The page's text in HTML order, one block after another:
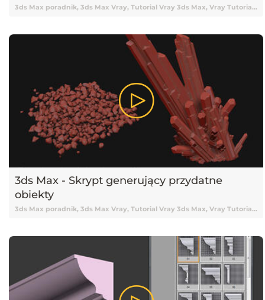
3ds Max poradnik, 3ds Max Vray, Tutorial Vray 3ds Max, Vray Tutorial, Vray, Vray 3ds Max tutorial, Vray Tutorial 3ds Max, Tutorial 3ds Max, 3ds Max Tutorial, Tutorial 3ds Max Vray, Tutorial online 3ds Max, Tutorial 3ds Max online, Nauka 3ds Max, 3ds Max Nauka, 3ds Max od podstaw, Podstawy 3ds Max, 3ds Max podstawy, Vray, V-ray, Tutorial V-ray, Tutorial Vray online, Darmowy kurs 3ds Max, 3ds Max tutorial Vray, Tutorial, Tutoriale, Darmowy tutorial, Tutorial 3ds Max po polsku, Tutorial 3ds Max pl, 3ds Max tutorial polski, 3ds Max tutorial po polsku, 3ds Max tutorial pl, Tutorial 3ds Max polski, Poradnik, Skrypty, Skrypty 3ds Max, Pluginy 3ds Max, Plugin 3ds Max, 3ds Max Plugin, Wtyczka 3ds Max, Łączenie modeli, Collapse Geometry, Łączenie obiektów, Łączenie obiektów 3ds Max
3ds Max - Skrypt generujący przydatne
obiekty
3ds Max poradnik, 3ds Max Vray, Tutorial Vray 3ds Max, Vray Tutorial, Vray, Vray 3ds Max tutorial, Vray Tutorial 3ds Max, Tutorial 3ds Max, 3ds Max Tutorial, Tutorial 3ds Max Vray, Tutorial online 3ds Max, Tutorial 3ds Max online, Nauka 3ds Max, 3ds Max Nauka, 3ds Max od podstaw, Podstawy 3ds Max, 3ds Max podstawy, Vray, V-ray, Tutorial V-ray, Tutorial Vray online, Darmowy kurs 3ds Max, 3ds Max tutorial Vray, Tutorial, Tutoriale, Darmowy tutorial, Tutorial 3ds Max po polsku, Tutorial 3ds Max pl, 3ds Max tutorial polski, 3ds Max tutorial po polsku, 3ds Max tutorial pl, Tutorial 3ds Max polski, Poradnik, Skrypty, Skrypty 3ds Max, Pluginy 3ds Max, Plugin 3ds Max, 3ds Max Plugin, Wtyczka 3ds Max, Debris Maker, Plugin Debris Maker, 3ds Max Debris Maker